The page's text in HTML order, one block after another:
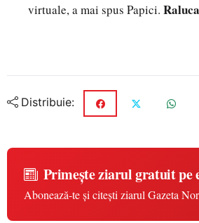
virtuale, a mai spus Papici.
Distribuie:
Primește ziarul gratuit pe
Abonează-te și citești ziarul Gazeta